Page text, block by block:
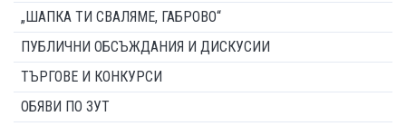
„ШАПКА ТИ СВАЛЯМЕ, ГАБРОВО“
ПУБЛИЧНИ ОБСЪЖДАНИЯ И ДИСКУСИИ
ТЪРГОВЕ И КОНКУРСИ
ОБЯВИ ПО ЗУТ